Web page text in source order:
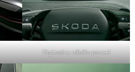
Digitaalne näidikupaneel